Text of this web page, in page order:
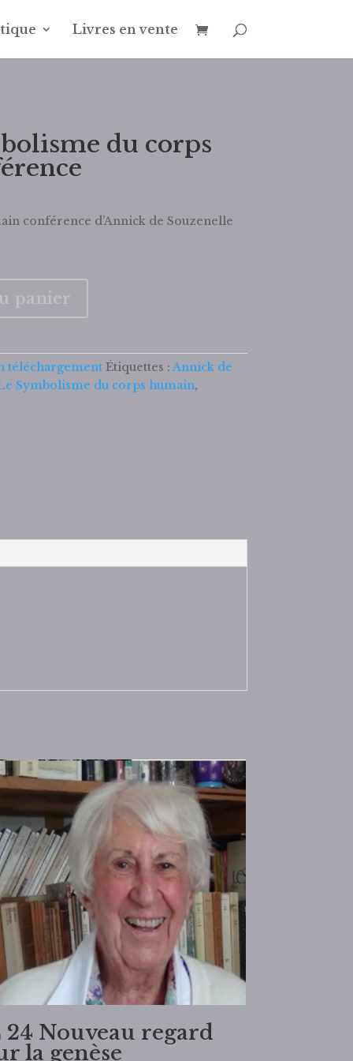
Livres en vente
du corps
conférence d’Annick de Souzenelle
panier
téléchargement Étiquettes :Annick de
Symbolisme du corps humain,
24 Nouveau regard
la genèse